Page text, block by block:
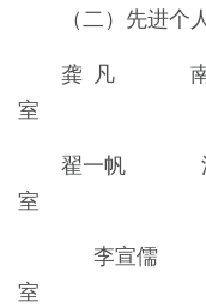
（二）先进个
龚 凡 南郑
翟一帆 洋
李宣儒